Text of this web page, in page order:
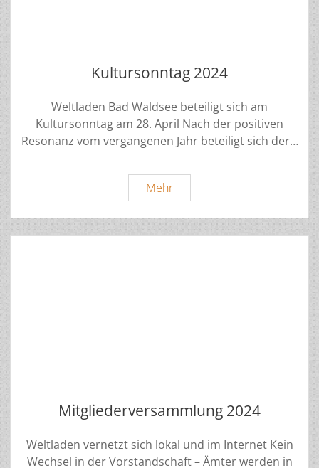
Kultursonntag 2024
Weltladen Bad Waldsee beteiligt sich am
Kultursonntag am 28. April Nach der positiven
Resonanz vom vergangenen Jahr beteiligt sich der…
MehrKultursonntag
2024
Mitgliederversammlung 2024
Weltladen vernetzt sich lokal und im Internet Kein
Wechsel in der Vorstandschaft – Ämter werden in